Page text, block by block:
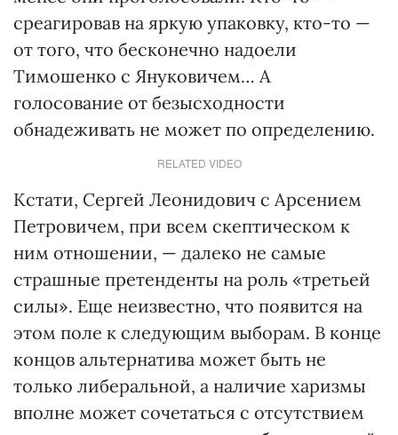
среагировав на яркую упаковку, кто-то —
от того, что бесконечно надоели
Тимошенко с Януковичем… А
голосование от безысходности
обнадеживать не может по определению.
RELATED VIDEO
Кстати, Сергей Леонидович с Арсением
Петровичем, при всем скептическом к
ним отношении, — далеко не самые
страшные претенденты на роль «третьей
силы». Еще неизвестно, что появится на
этом поле к следующим выборам. В конце
концов альтернатива может быть не
только либеральной, а наличие харизмы
вполне может сочетаться с отсутствием